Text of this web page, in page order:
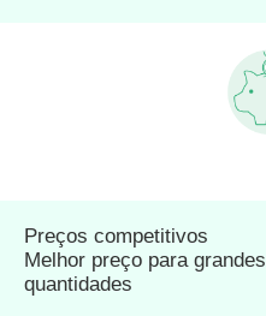
Preços competitivos
Melhor preço para grandes
quantidades